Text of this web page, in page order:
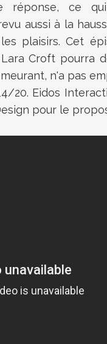
réponse, ce
aussi à la
plaisirs. Cet
Croft pourra
n'a pas
20. Eidos
pour le